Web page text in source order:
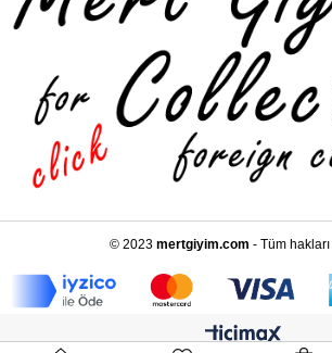
© 2023 mertgiyim.com - Tüm hakları